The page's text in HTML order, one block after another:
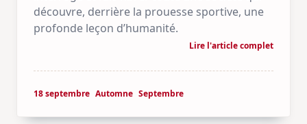
découvre, derrière la prouesse sportive, une
profonde leçon d’humanité.
Lire l'article complet
18 septembre Automne Septembre